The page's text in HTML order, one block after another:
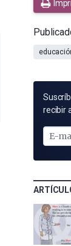
POR
MAIL
recibir